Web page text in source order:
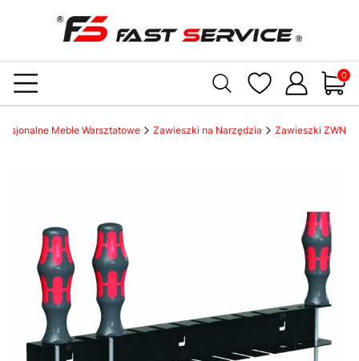
Meble Warsztatowe Zawieszki na Narzędzia Zawieszki ZWN